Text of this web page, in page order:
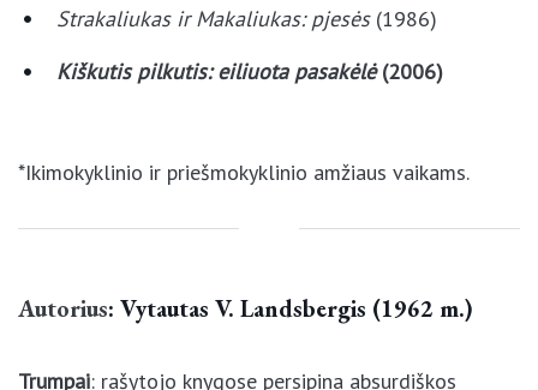
Strakaliukas ir Makaliukas: pjesės(1986)
Kiškutis pilkutis: eiliuota pasakėlė(2006)
*Ikimokyklinio ir priešmokyklinio amžiaus vaikams.
Autorius: Vytautas V. Landsbergis (1962 m.)
Trumpai: rašytojo knygose persipina absurdiškos